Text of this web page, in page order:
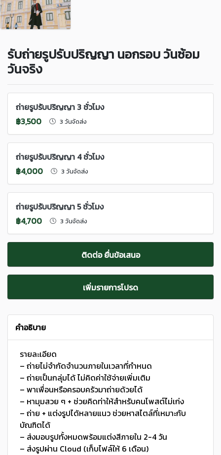
รับถ่ายรูปรับปริญญา นอกรอบ วันซ้อม
วันจริง
ถ่ายรูปรับปริญญา 3 ชั่วโมง
฿3,500
3 วันจัดส่ง
ถ่ายรูปรับปริญญา 4 ชั่วโมง
฿4,000
3 วันจัดส่ง
ถ่ายรูปรับปริญญา 5 ชั่วโมง
฿4,700
3 วันจัดส่ง
ติดต่อ ยื่นข้อเสนอ
เพิ่มรายการโปรด
คำอธิบาย
รายละเอียด
– ถ่ายไม่จำกัดจำนวนภายในเวลาที่กำหนด
– ถ่ายเป็นกลุ่มได้ ไม่คิดค่าใช้จ่ายเพิ่มเติม
– พาเพื่อนหรือครอบครัวมาถ่ายด้วยได้
– หามุมสวย ๆ + ช่วยคิดท่าให้สำหรับคนโพสต์ไม่เก่ง
– ถ่าย + แต่งรูปได้หลายแนว ช่วยหาสไตล์ที่เหมาะกับ
บัณฑิตได้
– ส่งมอบรูปทั้งหมดพร้อมแต่งสีภายใน 2-4 วัน
– ส่งรูปผ่าน Cloud (เก็บไฟล์ให้ 6 เดือน)